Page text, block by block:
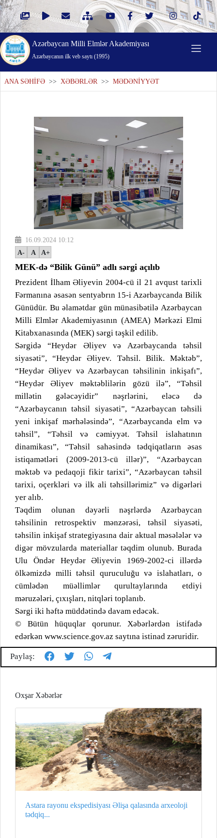
Azərbaycan Milli Elmlər Akademiyası
Azərbaycanın ilk veb saytı (1995)
ANA SƏHİFƏ >> XƏBƏRLƏR >> MƏDƏNİYYƏT
16.09.2024 10:12
A-
A A+
MEK-də “Bilik Günü” adlı sərgi açılıb
Prezident İlham Əliyevin 2004-cü il 21 avqust tarixli
Fərmanına əsasən sentyabrın 15-i Azərbaycanda Bilik
Günüdür. Bu əlamətdar gün münasibətilə Azərbaycan
Milli Elmlər Akademiyasının (AMEA) Mərkəzi Elmi
Kitabxanasında (MEK) sərgi təşkil edilib.
Sərgidə “Heydər Əliyev və Azərbaycanda təhsil
siyasəti”, “Heydər Əliyev. Təhsil. Bilik. Məktəb”,
“Heydər Əliyev və Azərbaycan təhsilinin inkişafı”,
“Heydər Əliyev məktəblilərin gözü ilə”, “Təhsil
millətin gələcəyidir” nəşrlərini, eləcə də
“Azərbaycanın təhsil siyasəti”, “Azərbaycan təhsili
yeni inkişaf mərhələsində”, “Azərbaycanda elm və
təhsil”, “Təhsil və cəmiyyət. Təhsil islahatının
dinamikası”, “Təhsil sahəsində tədqiqatların əsas
istiqamətləri (2009-2013-cü illər)”, “Azərbaycan
məktəb və pedaqoji fikir tarixi”, “Azərbaycan təhsil
tarixi, oçerkləri və ilk ali təhsillərimiz” və digərləri
yer alıb.
Təqdim olunan dəyərli nəşrlərdə Azərbaycan
təhsilinin retrospektiv mənzərəsi, təhsil siyasəti,
təhsilin inkişaf strategiyasına dair aktual məsələlər və
digər mövzularda materiallar təqdim olunub. Burada
Ulu Öndər Heydər Əliyevin 1969-2002-ci illərdə
ölkəmizdə milli təhsil quruculuğu və islahatları, o
cümlədən müəllimlər qurultaylarında etdiyi
məruzələri, çıxışları, nitqləri toplanıb.
Sərgi iki həftə müddətində davam edəcək.
© Bütün hüquqlar qorunur. Xəbərlərdən istifadə
edərkən www.science.gov.az saytına istinad zəruridir.
Paylaş:
Oxşar Xəbərlər
Astara rayonu ekspedisiyası Əlişa qalasında arxeoloji
tədqiq...